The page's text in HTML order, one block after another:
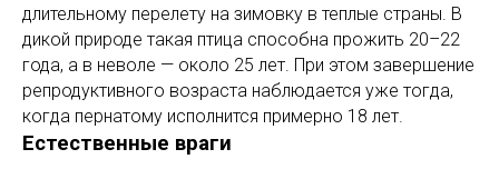
длительному перелету на зимовку в теплые страны. В
дикой природе такая птица способна прожить 20–22
года, а в неволе — около 25 лет. При этом завершение
репродуктивного возраста наблюдается уже тогда,
когда пернатому исполнится примерно 18 лет.
Естественные враги